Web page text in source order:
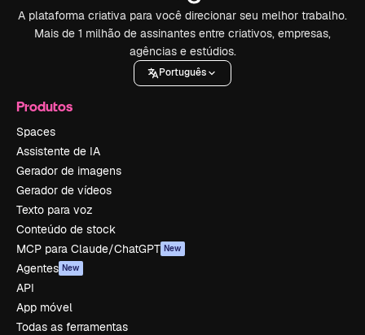
A plataforma criativa para você direcionar seu melhor trabalho.
Mais de 1 milhão de assinantes entre criativos, empresas,
agências e estúdios.
Português
Produtos
Spaces
Assistente de IA
Gerador de imagens
Gerador de vídeos
Texto para voz
Conteúdo de stock
MCP para Claude/ChatGPT New
Agentes New
API
App móvel
Todas as ferramentas